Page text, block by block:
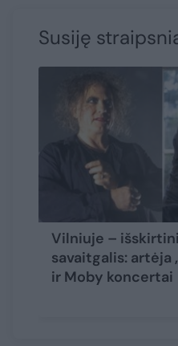
Susiję
Vilniuje –
savaitgalis: artėja
ir Moby koncertai